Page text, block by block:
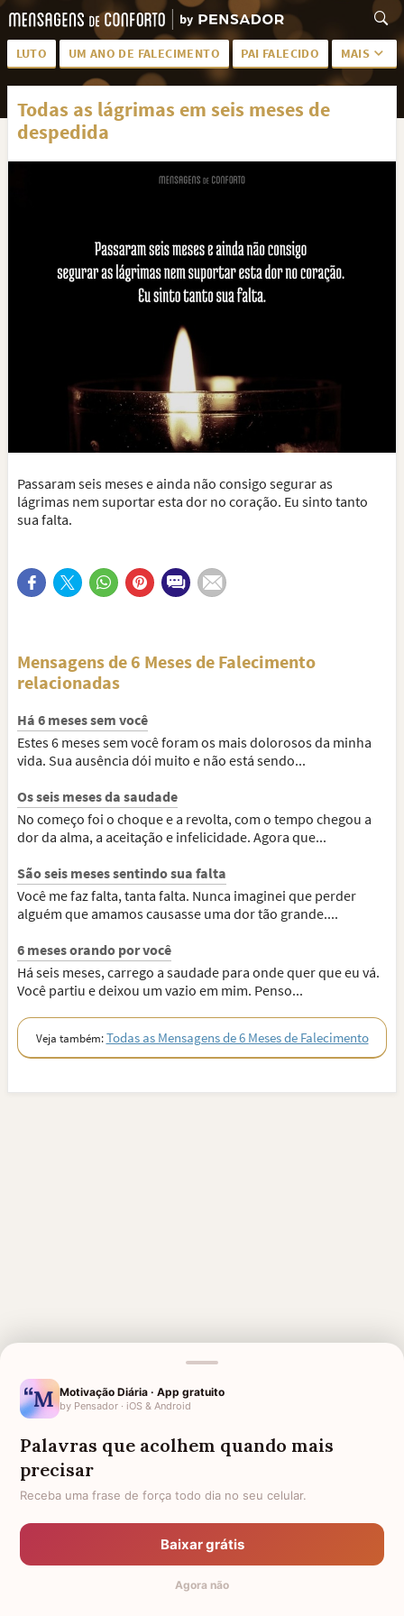
LUTO UM ANO DE FALECIMENTO PAI FALECIDO MAIS
LUTO PARA AMIGA PALAVRAS
SAUDADES DA MÃE
PÊSAMES PARA AMIGO
TODAS AS CATEGORIAS
Todas as lágrimas em seis meses de
despedida
Passaram seis meses e ainda não consigo segurar as
lágrimas nem suportar esta dor no coração. Eu sinto tanto
sua falta.
Mensagens de 6 Meses de Falecimento
relacionadas
Há 6 meses sem você
Estes 6 meses sem você foram os mais dolorosos da minha
vida. Sua ausência dói muito e não está sendo...
Os seis meses da saudade
No começo foi o choque e a revolta, com o tempo chegou a
dor da alma, a aceitação e infelicidade. Agora que...
São seis meses sentindo sua falta
Você me faz falta, tanta falta. Nunca imaginei que perder
alguém que amamos causasse uma dor tão grande....
6 meses orando por você
Há seis meses, carrego a saudade para onde quer que eu vá.
Você partiu e deixou um vazio em mim. Penso...
Veja também:Todas as Mensagens de 6 Meses de Falecimento
MENSAGENS RELACIONADAS
3 MESES DE FALECIMENTO 6 MESES DE FALECIMENTO
4 MESES DE FALECIMENTO
DESPEDIDA DE COLEGA DE
10 MESES DE FALECIMENTO
9 MESES DE FALECIMENTO
Motivação Diária · App gratuito
by Pensador · iOS & Android
Palavras que acolhem quando mais
precisar
Receba uma frase de força todo dia no seu celular.
Baixar grátis
Agora não